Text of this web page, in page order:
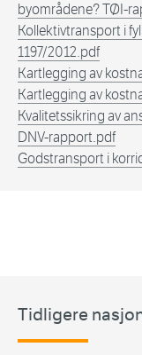
byområdene? TØI-
Kollektivtransport i
1197/2012.pdf
Kartlegging av
Kartlegging av
Kvalitetssikring av
DNV-rapport.pdf
Godstransport i
Tidligere